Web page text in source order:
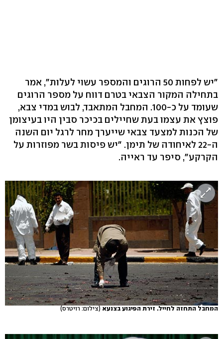
"יש לפחות 50 הרוגים והמספר עשוי לעלות", אמר
בתחילה המקור הצבאי בטרם דווח על מספר הרוגים
שעומד על כ-100. המחבל המתאבד, לבוש במדי צבא,
פוצץ את עצמו בעת שחיילים בכיכר סבין היו בעיצומן
של הכנות למצעד צבאי שייערך מחר לרגל יום השנה
ה-22 לאיחודה של תימן. "יש פיסות בשר מפוזרות על
הקרקע", סיפר עד ראייה.
המחבל התחזה לחייל. זירת הפיגוע בצנעא(צילום: רויטרס)